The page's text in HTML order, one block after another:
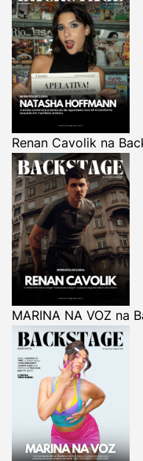
Renan Cavolik na
MARINA NA VOZ na